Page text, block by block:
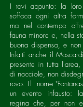
I rovi appunto: la loro
soffoca ogni altra
ma nel contempo
fauna minore e, nella
buona dispensa, e
Infatti anche il
presente in tutta
di nocciole, non
rovo. Il nome
un evento infausto:
regina che, per non